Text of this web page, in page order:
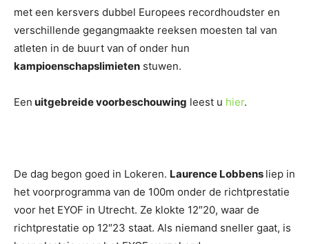
met een kersvers dubbel Europees recordhoudster en
verschillende gegangmaakte reeksen moesten tal van
atleten in de buurt van of onder hun
kampioenschapslimieten stuwen.
Een uitgebreide voorbeschouwing leest u hier.
De dag begon goed in Lokeren. Laurence Lobbens liep in
het voorprogramma van de 100m onder de richtprestatie
voor het EYOF in Utrecht. Ze klokte 12″20, waar de
richtprestatie op 12″23 staat. Als niemand sneller gaat, is